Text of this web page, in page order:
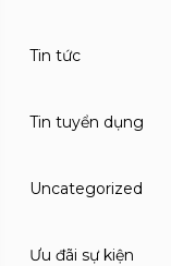
Tin tức
Tin tuyển dụng
Uncategorized
Ưu đãi sự kiện